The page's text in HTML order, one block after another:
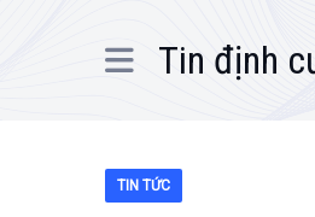
Tin định
TIN TỨC